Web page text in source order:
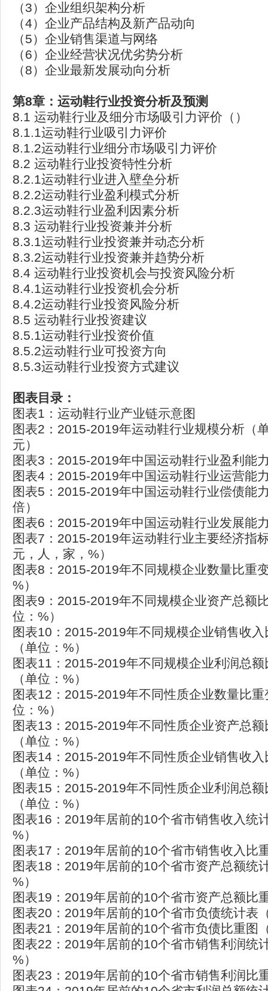
（3）企业组织架构分析
（4）企业产品结构及新产品动向
（5）企业销售渠道与网络
（6）企业经营状况优劣势分析
（8）企业最新发展动向分析
第8章：运动鞋行业投资分析及预测
8.1 运动鞋行业及细分市场吸引力评价（）
8.1.1运动鞋行业吸引力评价
8.1.2运动鞋行业细分市场吸引力评价
8.2 运动鞋行业投资特性分析
8.2.1运动鞋行业进入壁垒分析
8.2.2运动鞋行业盈利模式分析
8.2.3运动鞋行业盈利因素分析
8.3 运动鞋行业投资兼并分析
8.3.1运动鞋行业投资兼并动态分析
8.3.2运动鞋行业投资兼并趋势分析
8.4 运动鞋行业投资机会与投资风险分析
8.4.1运动鞋行业投资机会分析
8.4.2运动鞋行业投资风险分析
8.5 运动鞋行业投资建议
8.5.1运动鞋行业投资价值
8.5.2运动鞋行业可投资方向
8.5.3运动鞋行业投资方式建议
图表目录：
图表1：运动鞋行业产业链示意图
图表2：2015-2019年运动鞋行业规模分析（
元）
图表3：2015-2019年中国运动鞋行业盈利能
图表4：2015-2019年中国运动鞋行业运营能
图表5：2015-2019年中国运动鞋行业偿债能
倍）
图表6：2015-2019年中国运动鞋行业发展能
图表7：2015-2019年运动鞋行业主要经济指
元，人，家，%）
图表8：2015-2019年不同规模企业数量比重
%）
图表9：2015-2019年不同规模企业资产总额
位：%）
图表10：2015-2019年不同规模企业销售收
（单位：%）
图表11：2015-2019年不同规模企业利润总
（单位：%）
图表12：2015-2019年不同性质企业数量比
位：%）
图表13：2015-2019年不同性质企业资产总
（单位：%）
图表14：2015-2019年不同性质企业销售收
（单位：%）
图表15：2015-2019年不同性质企业利润总
（单位：%）
图表16：2019年居前的10个省市销售收入统
%）
图表17：2019年居前的10个省市销售收入比
图表18：2019年居前的10个省市资产总额统
%）
图表19：2019年居前的10个省市资产总额比
图表20：2019年居前的10个省市负债统计表
图表21：2019年居前的10个省市负债比重图
图表22：2019年居前的10个省市销售利润统
%）
图表23：2019年居前的10个省市销售利润比